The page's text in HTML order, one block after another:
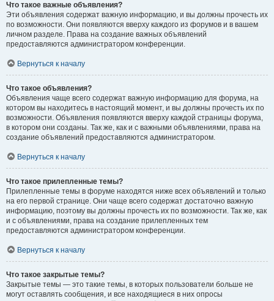
Что такое важные объявления?
Эти объявления содержат важную информацию, и вы должны прочесть их
по возможности. Они появляются вверху каждого из форумов и в вашем
личном разделе. Права на создание важных объявлений
предоставляются администратором конференции.
Вернуться к началу
Что такое объявления?
Объявления чаще всего содержат важную информацию для форума, на
котором вы находитесь в настоящий момент, и вы должны прочесть их по
возможности. Объявления появляются вверху каждой страницы форума,
в котором они созданы. Так же, как и с важными объявлениями, права на
создание объявлений предоставляются администратором.
Вернуться к началу
Что такое прилепленные темы?
Прилепленные темы в форуме находятся ниже всех объявлений и только
на его первой странице. Они чаще всего содержат достаточно важную
информацию, поэтому вы должны прочесть их по возможности. Так же, как
и с объявлениями, права на создание прилепленных тем
предоставляются администратором конференции.
Вернуться к началу
Что такое закрытые темы?
Закрытые темы — это такие темы, в которых пользователи больше не
могут оставлять сообщения, и все находящиеся в них опросы